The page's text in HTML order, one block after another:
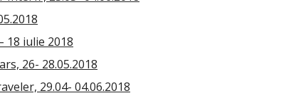
18 iulie 2018
26- 28.05.2018
29.04- 04.06.2018